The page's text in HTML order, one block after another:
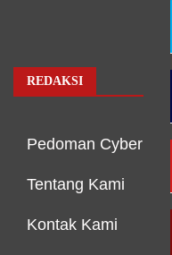
REDAKSI
Pedoman Cyber
Tentang Kami
Kontak Kami